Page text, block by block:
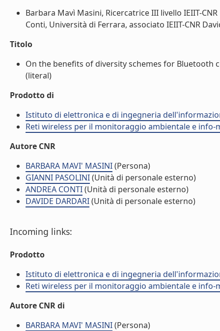
Barbara Mavì Masini, Ricercatrice III livello IEIIT-
Conti, Università di Ferrara, associato IEIIT-CNR
Titolo
On the benefits of diversity schemes for Bluetooth
(literal)
Prodotto di
Istituto di elettronica e di ingegneria
Reti wireless per il monitoraggio ambientale e info-
Autore CNR
BARBARA MAVI' MASINI(Persona)
GIANNI PASOLINI(Unità di personale esterno)
ANDREA CONTI(Unità di personale esterno)
DAVIDE DARDARI(Unità di personale esterno)
Incoming links:
Prodotto
Istituto di elettronica e di ingegneria
Reti wireless per il monitoraggio ambientale e info-
Autore CNR di
BARBARA MAVI' MASINI(Persona)